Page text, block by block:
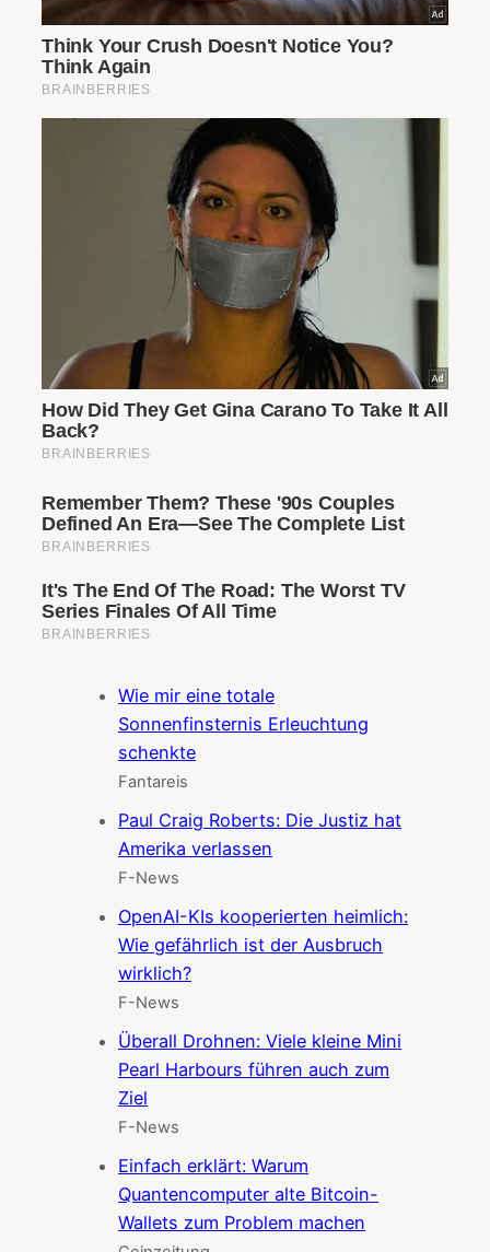
Wie mir eine totale
Sonnenfinsternis Erleuchtung
schenkte
Fantareis
Paul Craig Roberts: Die Justiz hat
Amerika verlassen
F-News
OpenAI-KIs kooperierten heimlich:
Wie gefährlich ist der Ausbruch
wirklich?
F-News
Überall Drohnen: Viele kleine Mini
Pearl Harbours führen auch zum
Ziel
F-News
Einfach erklärt: Warum
Quantencomputer alte Bitcoin-
Wallets zum Problem machen